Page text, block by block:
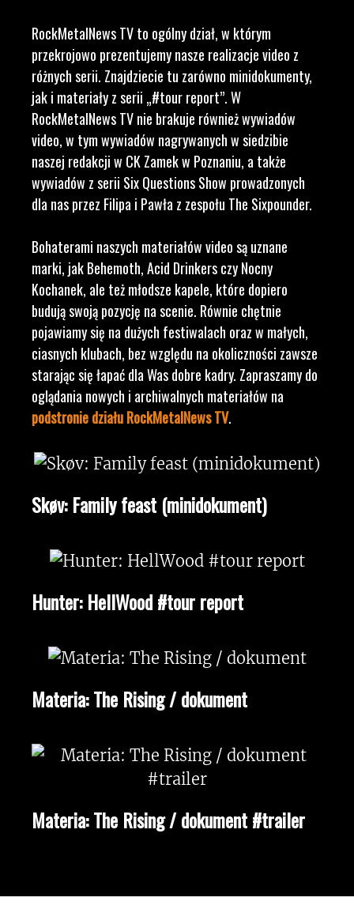
RockMetalNews TV to ogólny dział, w którym
przekrojowo prezentujemy nasze realizacje video z
różnych serii. Znajdziecie tu zarówno minidokumenty,
jak i materiały z serii „#tour report”. W
RockMetalNews TV nie brakuje również wywiadów
video, w tym wywiadów nagrywanych w siedzibie
naszej redakcji w CK Zamek w Poznaniu, a także
wywiadów z serii Six Questions Show prowadzonych
dla nas przez Filipa i Pawła z zespołu The Sixpounder.
Bohaterami naszych materiałów video są uznane
marki, jak Behemoth, Acid Drinkers czy Nocny
Kochanek, ale też młodsze kapele, które dopiero
budują swoją pozycję na scenie. Równie chętnie
pojawiamy się na dużych festiwalach oraz w małych,
ciasnych klubach, bez względu na okoliczności zawsze
starając się łapać dla Was dobre kadry. Zapraszamy do
oglądania nowych i archiwalnych materiałów na
podstronie działu RockMetalNews TV.
Skøv: Family feast (minidokument)
Hunter: HellWood #tour report
Materia: The Rising / dokument
Materia: The Rising / dokument #trailer